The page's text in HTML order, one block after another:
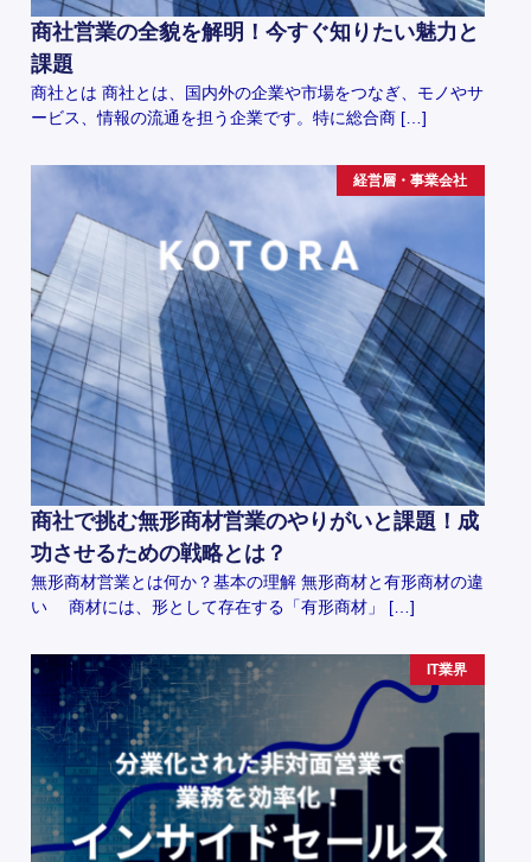
商社営業の全貌を解明！今すぐ知りたい魅力と
課題
商社とは 商社とは、国内外の企業や市場をつなぎ、モノやサ
ービス、情報の流通を担う企業です。特に総合商 […]
経営層・事業会社
商社で挑む無形商材営業のやりがいと課題！成
功させるための戦略とは？
無形商材営業とは何か？基本の理解 無形商材と有形商材の違
い 商材には、形として存在する「有形商材」 […]
IT業界